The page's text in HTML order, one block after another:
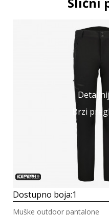
Brzi
Dostupno boja:1
Muške outdoor pantalone